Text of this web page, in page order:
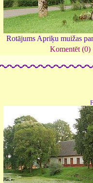
Rotājums Apriķu muižas
Komentēt (0)